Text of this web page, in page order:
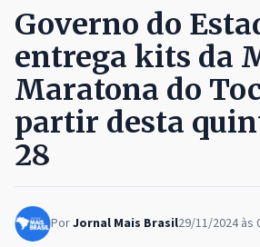
Governo do
entrega kits da
Maratona do
partir desta
28
PorJornal Mais Brasil29/11/2024 às